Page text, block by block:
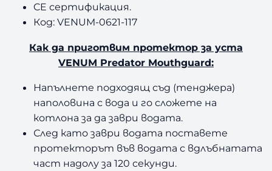
CE сертификация.
Код: VENUM-0621-117
Как да приготвим протектор за уста
VENUM Predator Mouthguard:
Напълнете подходящ съд (тенджера)
наполовина с вода и го сложете на
котлона за да заври водата.
След като заври водата поставете
протекторът във водата с вдлъбнатата
част надолу за 120 секунди.